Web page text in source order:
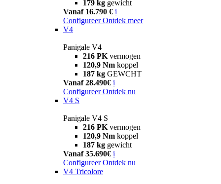
179 kg gewicht
Vanaf 16.790 € i
Configureer Ontdek meer
V4
Panigale V4
216 PK vermogen
120,9 Nm koppel
187 kg GEWCHT
Vanaf 28.490€ i
Configureer Ontdek nu
V4 S
Panigale V4 S
216 PK vermogen
120,9 Nm koppel
187 kg gewicht
Vanaf 35.690€ i
Configureer Ontdek nu
V4 Tricolore